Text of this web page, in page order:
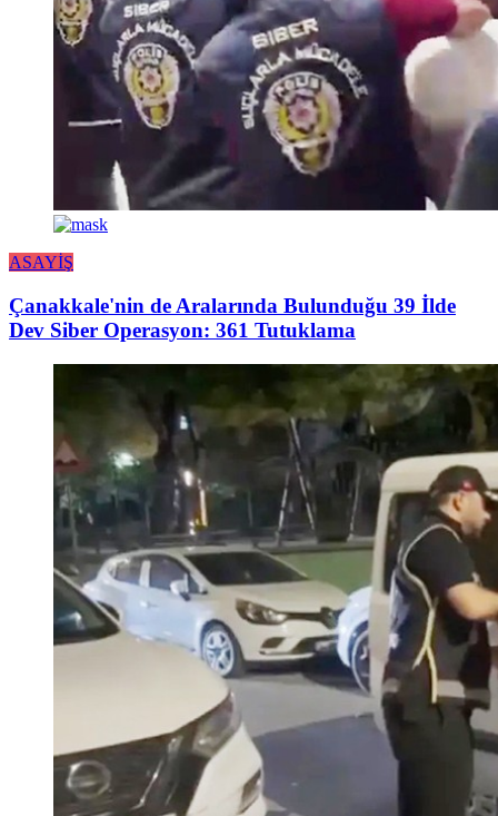
ASAYİŞ
Çanakkale'nin de Aralarında Bulunduğu 39 İlde
Dev Siber Operasyon: 361 Tutuklama